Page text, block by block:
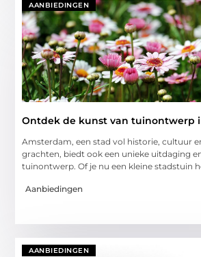
AANBIEDINGEN
Ontdek de kunst van tuinontwerp
Amsterdam, een stad vol historie, cultuur
grachten, biedt ook een unieke uitdaging
tuinontwerp. Of je nu een kleine stadstuin
Aanbiedingen
AANBIEDINGEN